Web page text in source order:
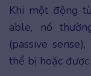
Khi một động
able, nó
(passive
thể bị hoặc